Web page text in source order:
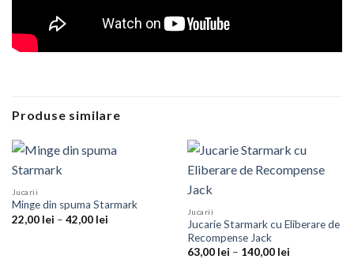
Produse similare
Jucarii
Minge din spuma Starmark
22,00 lei – 42,00 leiInterval
Jucarii
Jucarie Starmark cu Eliberare de
Recompense Jack
63,00 lei – 140,00 leiInterval